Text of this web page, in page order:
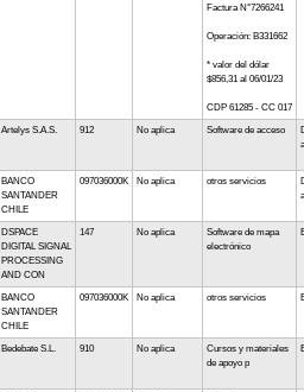
Factura N°7266241
Operación: B331662
* valor del dólar
$856,31 al 06/01/23
CDP 61285 - CC 017
Artelys S.A.S. 912 No aplica Software de acceso
BANCO
SANTANDER
CHILE
097036000K No aplica otros servicios
DSPACE
DIGITAL SIGNAL
PROCESSING
AND CON
147 No aplica
Software de mapa
electrónico
BANCO
SANTANDER
CHILE
097036000K No aplica otros servicios
Bedebate S.L. 910 No aplica
Cursos y materiales
de apoyo p